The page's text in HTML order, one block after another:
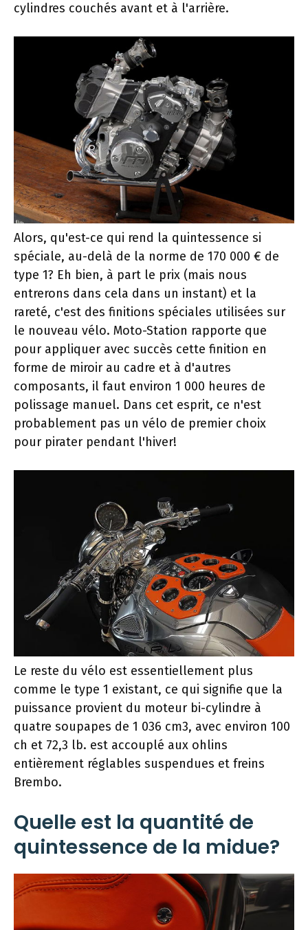
cylindres couchés avant et à l'arrière.
Alors, qu'est-ce qui rend la quintessence si
spéciale, au-delà de la norme de 170 000 € de
type 1? Eh bien, à part le prix (mais nous
entrerons dans cela dans un instant) et la
rareté, c'est des finitions spéciales utilisées sur
le nouveau vélo. Moto-Station rapporte que
pour appliquer avec succès cette finition en
forme de miroir au cadre et à d'autres
composants, il faut environ 1 000 heures de
polissage manuel. Dans cet esprit, ce n'est
probablement pas un vélo de premier choix
pour pirater pendant l'hiver!
Le reste du vélo est essentiellement plus
comme le type 1 existant, ce qui signifie que la
puissance provient du moteur bi-cylindre à
quatre soupapes de 1 036 cm3, avec environ 100
ch et 72,3 lb. est accouplé aux ohlins
entièrement réglables suspendues et freins
Brembo.
Quelle est la quantité de
quintessence de la midue?